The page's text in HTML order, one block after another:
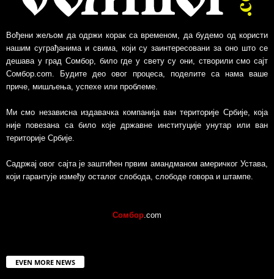
Вођени жељом да одржи корак са временом, да будемо од користи
нашим суграђанима и свима, који су заинтересовани за оно што се
дешава у град Сомбор, било где у свету су они, створили смо сајт
Сомбор.com. Будите део овог процеса, поделите са нама ваше
приче, мишљења, успехе или проблеме.
Ми смо независна издавачка компанија ван територије Србије, којa
није повезанa са било које државне институције унутар или ван
територије Србије.
Садржај овог сајта је заштићен првим амандманом америчког Устава,
који гарантује између осталог слобода, слободе говора и штампе.
Сомбор.com
EVEN MORE NEWS